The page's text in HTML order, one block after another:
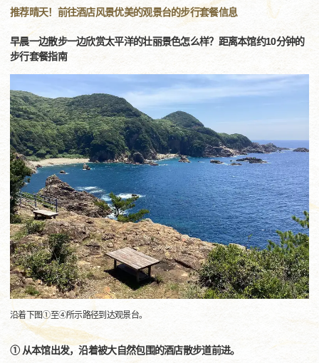
推荐晴天！前往酒店风景优美的观景台的步行套餐信息
早晨一边散步一边欣赏太平洋的壮丽景色怎么样？距离本馆约10分钟的
步行套餐指南
沿着下图①至④所示路径到达观景台。
① 从本馆出发，沿着被大自然包围的酒店散步道前进。